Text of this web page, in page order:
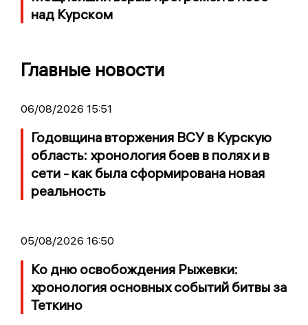
над Курском
Главные новости
06/08/2026 15:51
Годовщина вторжения ВСУ в Курскую
область: хронология боев в полях и в
сети - как была сформирована новая
реальность
05/08/2026 16:50
Ко дню освобождения Рыжевки:
хронология основных событий битвы за
Теткино